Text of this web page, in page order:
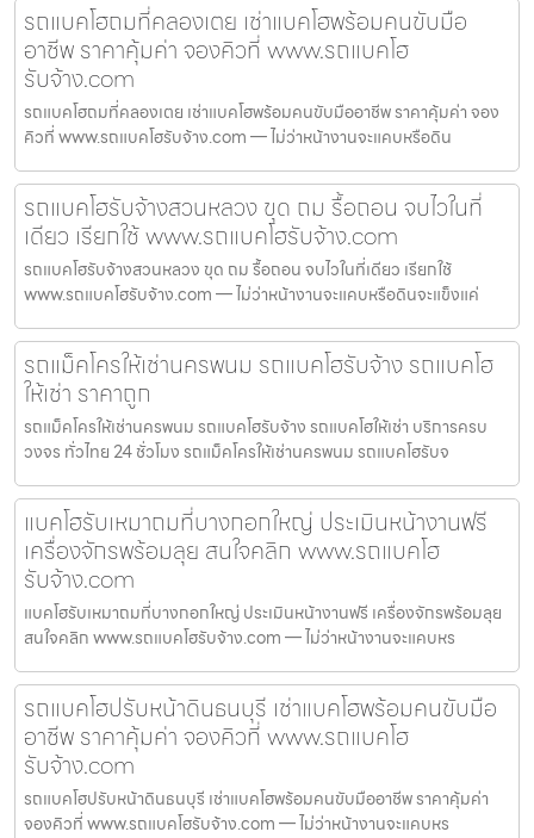
รถแบคโฮถมที่คลองเตย เช่าแบคโฮพร้อมคนขับมือ
อาชีพ ราคาคุ้มค่า จองคิวที่ www.รถแบคโฮ
รับจ้าง.com
รถแบคโฮถมที่คลองเตย เช่าแบคโฮพร้อมคนขับมืออาชีพ ราคาคุ้มค่า จอง
คิวที่ www.รถแบคโฮรับจ้าง.com — ไม่ว่าหน้างานจะแคบหรือดิน
รถแบคโฮรับจ้างสวนหลวง ขุด ถม รื้อถอน จบไวในที่
เดียว เรียกใช้ www.รถแบคโฮรับจ้าง.com
รถแบคโฮรับจ้างสวนหลวง ขุด ถม รื้อถอน จบไวในที่เดียว เรียกใช้
www.รถแบคโฮรับจ้าง.com — ไม่ว่าหน้างานจะแคบหรือดินจะแข็งแค่
รถแม็คโครให้เช่านครพนม รถแบคโฮรับจ้าง รถแบคโฮ
ให้เช่า ราคาถูก
รถแม็คโครให้เช่านครพนม รถแบคโฮรับจ้าง รถแบคโฮให้เช่า บริการครบ
วงจร ทั่วไทย 24 ชั่วโมง รถแม็คโครให้เช่านครพนม รถแบคโฮรับจ
แบคโฮรับเหมาถมที่บางกอกใหญ่ ประเมินหน้างานฟรี
เครื่องจักรพร้อมลุย สนใจคลิก www.รถแบคโฮ
รับจ้าง.com
แบคโฮรับเหมาถมที่บางกอกใหญ่ ประเมินหน้างานฟรี เครื่องจักรพร้อมลุย
สนใจคลิก www.รถแบคโฮรับจ้าง.com — ไม่ว่าหน้างานจะแคบหร
รถแบคโฮปรับหน้าดินธนบุรี เช่าแบคโฮพร้อมคนขับมือ
อาชีพ ราคาคุ้มค่า จองคิวที่ www.รถแบคโฮ
รับจ้าง.com
รถแบคโฮปรับหน้าดินธนบุรี เช่าแบคโฮพร้อมคนขับมืออาชีพ ราคาคุ้มค่า
จองคิวที่ www.รถแบคโฮรับจ้าง.com — ไม่ว่าหน้างานจะแคบหร